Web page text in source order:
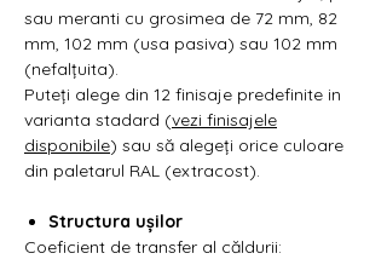
sau meranti cu grosimea de 72 mm, 82
mm, 102 mm (usa pasiva) sau 102 mm
(nefalțuita).
Puteți alege din 12 finisaje predefinite in
varianta stadard (vezi finisajele
disponibile) sau să alegeți orice culoare
din paletarul RAL (extracost).
Structura ușilor
Coeficient de transfer al căldurii: